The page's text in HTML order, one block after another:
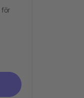
för